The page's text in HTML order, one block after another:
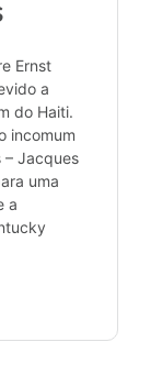
Ernst
a
do Haiti.
incomum
– Jacques
uma
a